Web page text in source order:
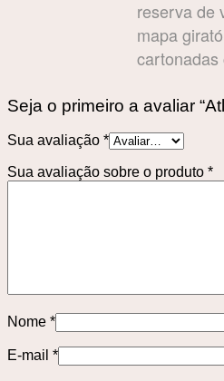
reserva de
mapa
cartonadas
Seja o primeiro a avaliar
Sua avaliação *
Sua avaliação sobre o produto *
Nome *
E-mail *